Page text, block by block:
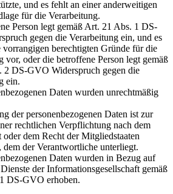
und es fehlt an einer anderweitigen
für die Verarbeitung.
Person legt gemäß Art. 21 Abs. 1 DS-
gegen die Verarbeitung ein, und es
vorrangigen berechtigten Gründe für die
vor, oder die betroffene Person legt gemäß
2 DS-GVO Widerspruch gegen die
ein.
Daten wurden unrechtmäßig
der personenbezogenen Daten ist zur
rechtlichen Verpflichtung nach dem
oder dem Recht der Mitgliedstaaten
dem der Verantwortliche unterliegt.
Daten wurden in Bezug auf
der Informationsgesellschaft gemäß
DS-GVO erhoben.